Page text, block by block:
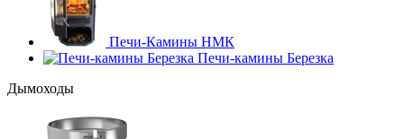
Печи-Камины НМК
Печи-камины Березка
Дымоходы